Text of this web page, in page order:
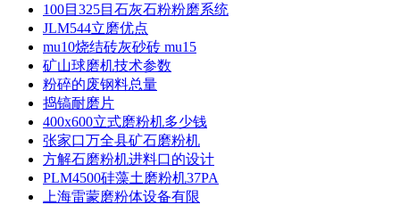
100目325目石灰石粉粉磨系统
JLM544立磨优点
mu10烧结砖灰砂砖 mu15
矿山球磨机技术参数
粉碎的废钢料总量
捣镐耐磨片
400x600立式磨粉机多少钱
张家口万全县矿石磨粉机
方解石磨粉机进料口的设计
PLM4500硅藻土磨粉机37PA
上海雷蒙磨粉体设备有限